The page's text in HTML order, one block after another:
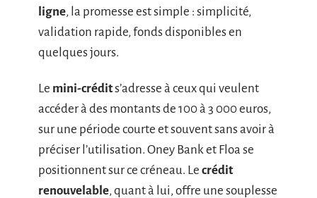
ligne, la promesse est simple : simplicité,
validation rapide, fonds disponibles en
quelques jours.
Le mini-crédits’adresse à ceux qui veulent
accéder à des montants de 100 à 3 000 euros,
sur une période courte et souvent sans avoir à
préciser l’utilisation. Oney Bank et Floa se
positionnent sur ce créneau. Le crédit
renouvelable, quant à lui, offre une souplesse